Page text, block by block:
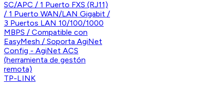
TP-LINK